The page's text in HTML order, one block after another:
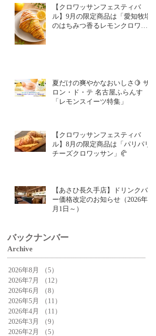
【クロワッサンフェスティバ
ル】9月の限定商品は「愛知牧場
のはちみつ香るレモンクロワッ
夏だけの爽やかなおいしさ🍋 サ
ロン・ド・テ 名古屋ふらんす
「レモンスイーツ特集」
【クロワッサンフェスティバ
ル】8月の限定商品は「パリパリ
チーズクロワッサン」🥐
【あさひ長久手店】ドリンクバ
ー価格改定のお知らせ（2026年9
月1日～）
バックナンバー
Archive
2026年8月 （5）
2026年7月
（12）
2026年6月
（8）
2026年5月
（11）
2026年4月
（11）
2026年3月
（9）
2026年2月
（5）